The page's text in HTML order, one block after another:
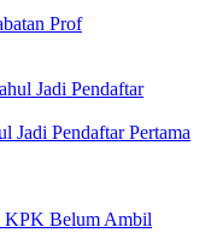
Prof
Jadi Pendaftar Pertama
KPK Belum Ambil